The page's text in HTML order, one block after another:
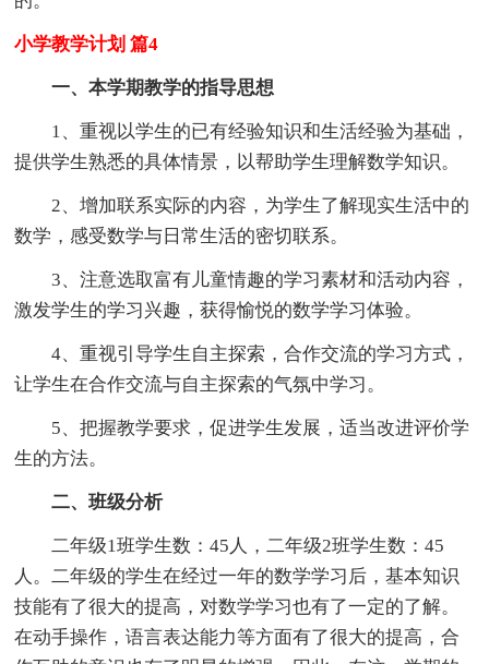
小学教学计划 篇4
一、本学期教学的指导思想
1、重视以学生的已有经验知识和生活经验为基础，
提供学生熟悉的具体情景，以帮助学生理解数学知识。
2、增加联系实际的内容，为学生了解现实生活中的
数学，感受数学与日常生活的密切联系。
3、注意选取富有儿童情趣的学习素材和活动内容，
激发学生的学习兴趣，获得愉悦的数学学习体验。
4、重视引导学生自主探索，合作交流的学习方式，
让学生在合作交流与自主探索的气氛中学习。
5、把握教学要求，促进学生发展，适当改进评价学
生的方法。
二、班级分析
二年级1班学生数：45人，二年级2班学生数：45
人。二年级的学生在经过一年的数学学习后，基本知识
技能有了很大的提高，对数学学习也有了一定的了解。
在动手操作，语言表达能力等方面有了很大的提高，合